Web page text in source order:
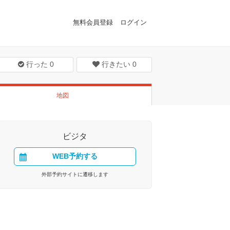
無料会員登録 ログイン
行った 0 行きたい 0
地図
ビジタ
WEB予約する
外部予約サイトに遷移します